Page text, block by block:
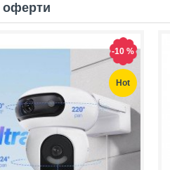
Hot
-10 %